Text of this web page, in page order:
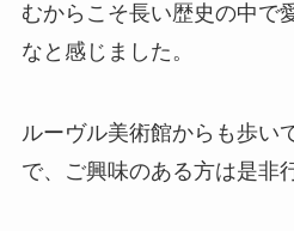
むからこそ長い歴史の中で
なと感じました。
ルーヴル美術館からも歩い
で、ご興味のある方は是非